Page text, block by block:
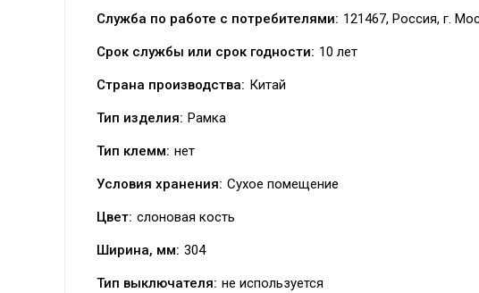
Служба по работе с потребителями: 121467, Россия, г.
Срок службы или срок годности: 10 лет
Страна производства: Китай
Тип изделия: Рамка
Тип клемм: нет
Условия хранения: Сухое помещение
Цвет: слоновая кость
Ширина, мм: 304
Тип выключателя: не используется